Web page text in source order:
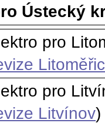
Ústecký
pro
pro
Litvínov)